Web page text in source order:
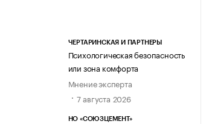
ЧЕРТАРИНСКАЯ И ПАРТНЕРЫ
Психологическая безопасность
или зона комфорта
Мнение эксперта
7 августа 2026
НО «СОЮЗЦЕМЕНТ»